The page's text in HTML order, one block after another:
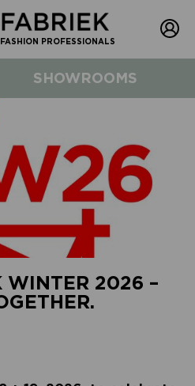
PROFESSIONALS
SHOWROOMS
WINTER 2026 –